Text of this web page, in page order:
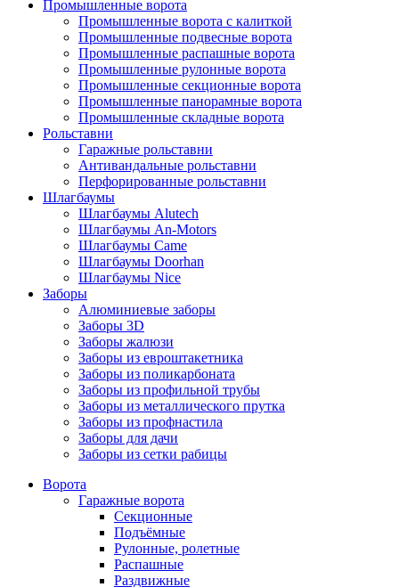
Промышленные ворота
Промышленные ворота с калиткой
Промышленные подвесные ворота
Промышленные распашные ворота
Промышленные рулонные ворота
Промышленные секционные ворота
Промышленные панорамные ворота
Промышленные складные ворота
Рольставни
Гаражные рольставни
Антивандальные рольставни
Перфорированные рольставни
Шлагбаумы
Шлагбаумы Alutech
Шлагбаумы An-Motors
Шлагбаумы Came
Шлагбаумы Doorhan
Шлагбаумы Nice
Заборы
Алюминиевые заборы
Заборы 3D
Заборы жалюзи
Заборы из евроштакетника
Заборы из поликарбоната
Заборы из профильной трубы
Заборы из металлического прутка
Заборы из профнастила
Заборы для дачи
Заборы из сетки рабицы
Ворота
Гаражные ворота
Секционные
Подъёмные
Рулонные, ролетные
Распашные
Раздвижные